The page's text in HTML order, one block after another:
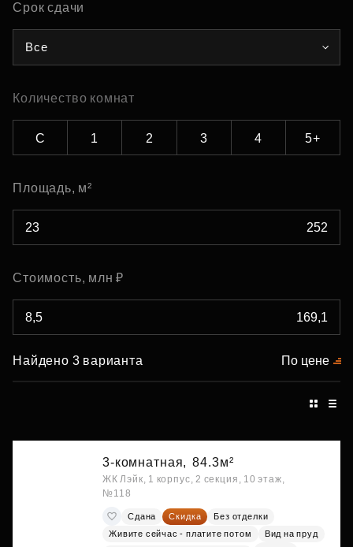
Срок сдачи
Все
Количество комнат
С 1 2 3 4 5+
Площадь, м²
Стоимость, млн ₽
Найдено 3 варианта По цене
3-комнатная, 84.3м²
ЖК Лэйк, 1 корпус, 2 секция, 10 этаж,
№118
Сдана Скидка
Без отделки
Живите сейчас - платите потом
Вид на пруд